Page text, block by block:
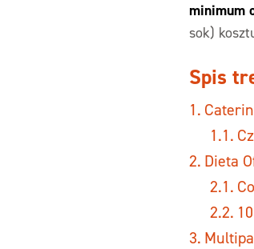
minimum
sok)
Spis
Dieta